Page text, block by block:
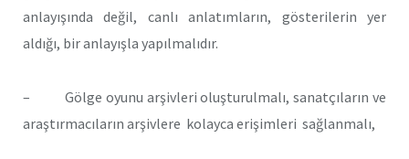
anlayışında değil, canlı anlatımların, gösterilerin yer
aldığı, bir anlayışla yapılmalıdır.
– Gölge oyunu arşivleri oluşturulmalı, sanatçıların ve
araştırmacıların arşivlere kolayca erişimleri sağlanmalı,